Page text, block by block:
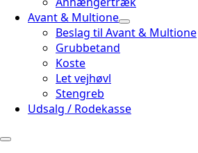
Avant & Multione
Beslag til Avant & Multione
Grubbetand
Koste
Let vejhøvl
Stengreb
Udsalg / Rodekasse